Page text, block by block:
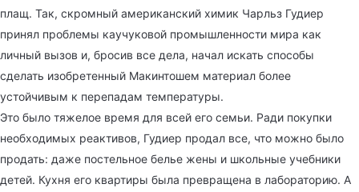
плащ. Так, скромный американский химик Чарльз Гудиер
принял проблемы каучуковой промышленности мира как
личный вызов и, бросив все дела, начал искать способы
сделать изобретенный Макинтошем материал более
устойчивым к перепадам температуры.
Это было тяжелое время для всей его семьи. Ради покупки
необходимых реактивов, Гудиер продал все, что можно было
продать: даже постельное белье жены и школьные учебники
детей. Кухня его квартиры была превращена в лабораторию. А